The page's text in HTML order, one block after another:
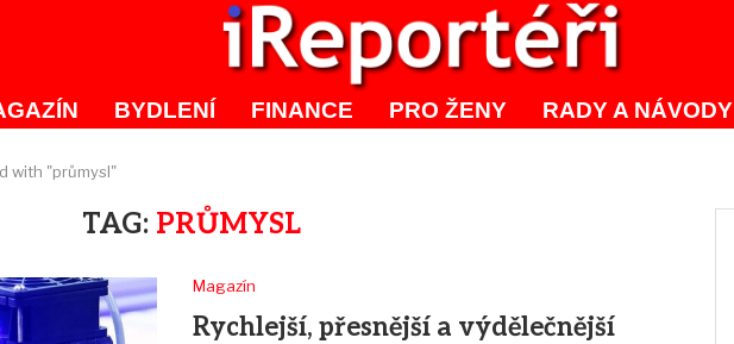
BYDLENÍ FINANCE PRO ŽENY RADY A NÁVODY
with "průmysl"
TAG: PRŮMYSL
Magazín
Rychlejší, přesnější a výdělečnější